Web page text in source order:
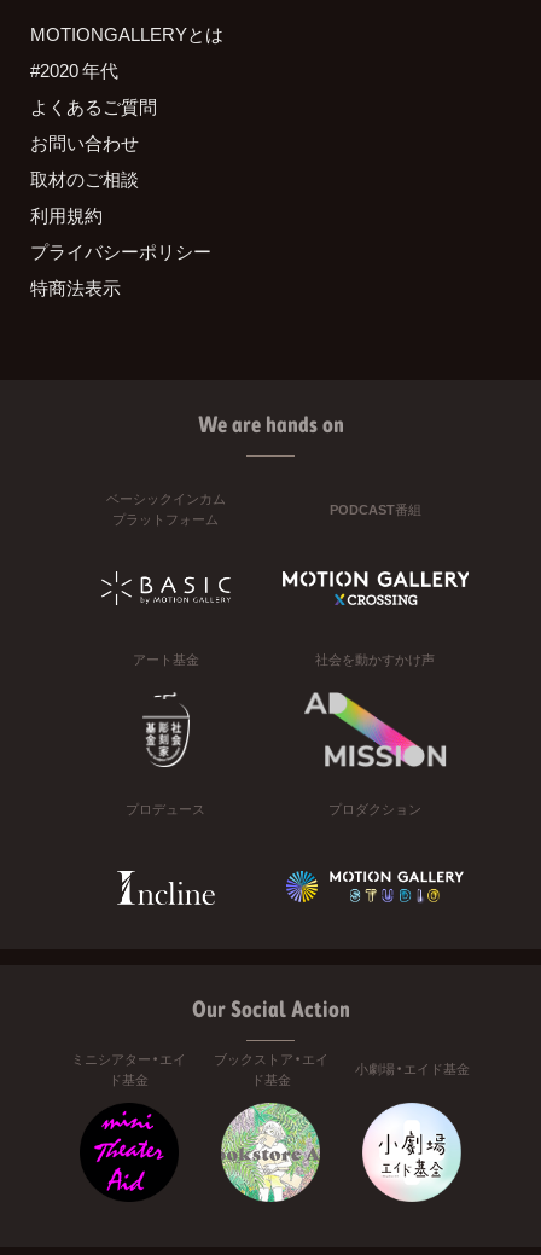
MOTIONGALLERYとは
#2020 年代
よくあるご質問
お問い合わせ
取材のご相談
利用規約
プライバシーポリシー
特商法表示
We are hands on
ベーシックインカム
プラットフォーム
PODCAST番組
アート基金 社会を動かすかけ声
プロデュース プロダクション
Our Social Action
ミニシアター・エイ
ド基金
ブックストア・エイ
ド基金
小劇場・エイド基金